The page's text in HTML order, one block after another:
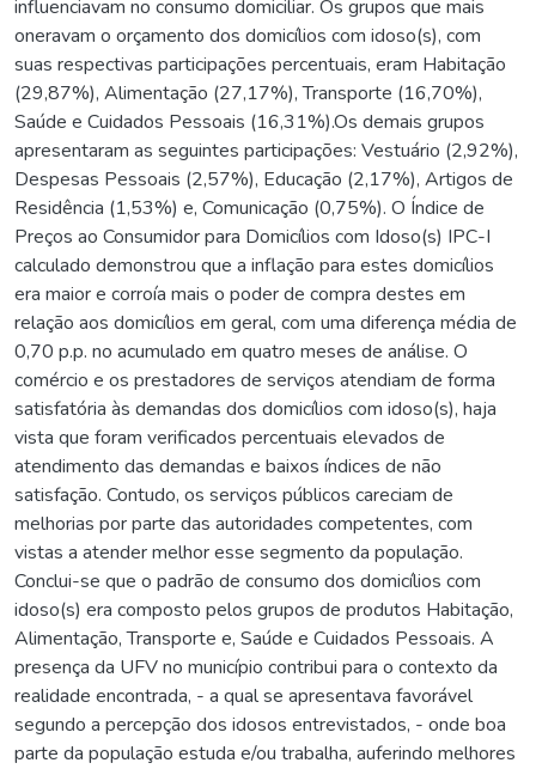
influenciavam no consumo domiciliar. Os grupos que mais
oneravam o orçamento dos domicílios com idoso(s), com
suas respectivas participações percentuais, eram Habitação
(29,87%), Alimentação (27,17%), Transporte (16,70%),
Saúde e Cuidados Pessoais (16,31%).Os demais grupos
apresentaram as seguintes participações: Vestuário (2,92%),
Despesas Pessoais (2,57%), Educação (2,17%), Artigos de
Residência (1,53%) e, Comunicação (0,75%). O Índice de
Preços ao Consumidor para Domicílios com Idoso(s) IPC-I
calculado demonstrou que a inflação para estes domicílios
era maior e corroía mais o poder de compra destes em
relação aos domicílios em geral, com uma diferença média de
0,70 p.p. no acumulado em quatro meses de análise. O
comércio e os prestadores de serviços atendiam de forma
satisfatória às demandas dos domicílios com idoso(s), haja
vista que foram verificados percentuais elevados de
atendimento das demandas e baixos índices de não
satisfação. Contudo, os serviços públicos careciam de
melhorias por parte das autoridades competentes, com
vistas a atender melhor esse segmento da população.
Conclui-se que o padrão de consumo dos domicílios com
idoso(s) era composto pelos grupos de produtos Habitação,
Alimentação, Transporte e, Saúde e Cuidados Pessoais. A
presença da UFV no município contribui para o contexto da
realidade encontrada, - a qual se apresentava favorável
segundo a percepção dos idosos entrevistados, - onde boa
parte da população estuda e/ou trabalha, auferindo melhores